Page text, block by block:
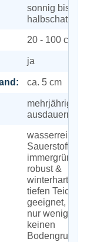
sonnig bis
halbschattig
20 - 100 cm
ja
ca. 5 cm
mehrjährig,
ausdauernd
immergrün,
robust &
winterhart, für
tiefen
geeignet,
nur wenig bis
keinen
Bodengrund